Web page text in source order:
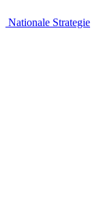
Nationale Strategie